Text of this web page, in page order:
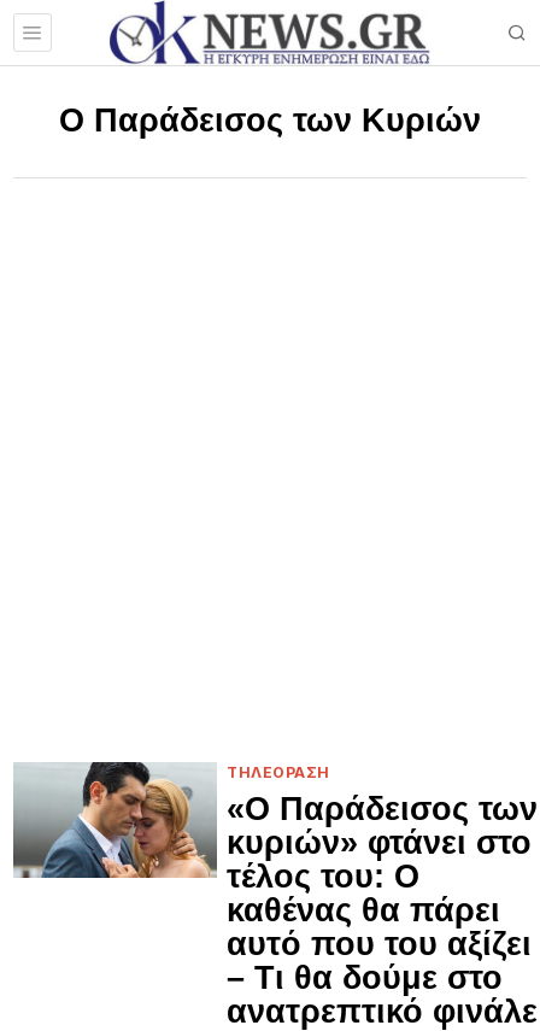
Ο Παράδεισος των Κυριών
ΤΗΛΕΟΡΑΣΗ
«Ο Παράδεισος των
κυριών» φτάνει στο
τέλος του: Ο
καθένας θα πάρει
αυτό που του αξίζει
– Τι θα δούμε στο
ανατρεπτικό φινάλε